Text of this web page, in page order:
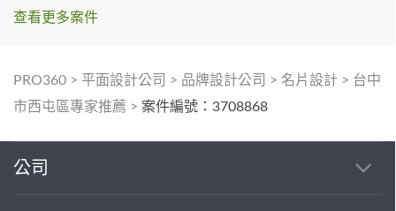
查看更多案件
PRO360 > 平面設計公司 > 品牌設計公司 > 名片設計 > 台中
市西屯區專家推薦 > 案件編號：3708868
公司